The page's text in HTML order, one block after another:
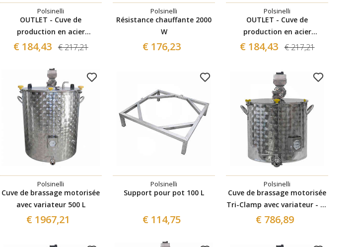
Polsinelli
OUTLET - Cuve de
production en acier
inoxydable 50 L Tri-Clamp
€ 184,43 € 217,21
Polsinelli
Résistance chauffante 2000
W
€ 176,23
Polsinelli
OUTLET - Cuve de
production en acier
inoxydable 50 L Tri-Clamp
€ 184,43 € 217,21
Polsinelli
Cuve de brassage motorisée
avec variateur 500 L
€ 1967,21
Polsinelli
Support pour pot 100 L
€ 114,75
Polsinelli
Cuve de brassage motorisée
Tri-Clamp avec variateur - 75
L
€ 786,89